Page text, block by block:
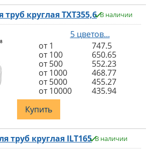
круглая TXT355,6 В наличии
5 цветов...
от 1
747.5
от 100
650.65
от 500
552.23
от 1000
468.77
от 5000
455.27
от 10000
435.94
Купить
труб круглая ILT165 В наличии